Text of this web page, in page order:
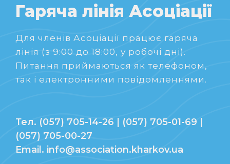
Гаряча лінія Асоціації
Для членів Асоціації працює гаряча
лінія (з 9:00 до 18:00, у робочі дні).
Питання приймаються як телефоном,
так і електронними повідомленнями.
Тел. (057) 705-14-26 | (057) 705-01-69 |
(057) 705-00-27
Email. info@association.kharkov.ua